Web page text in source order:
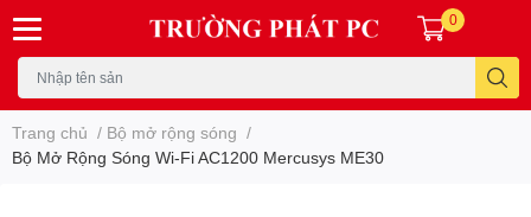
0
Trang chủ / Bộ mở rộng sóng /
Bộ Mở Rộng Sóng Wi-Fi AC1200 Mercusys ME30